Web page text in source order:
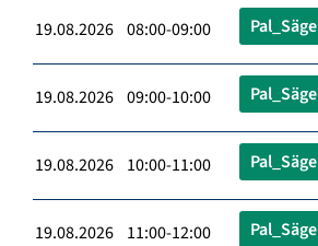
19.08.2026 08:00-09:00 Pal_Säge
19.08.2026 09:00-10:00 Pal_Säge
19.08.2026 10:00-11:00 Pal_Säge
19.08.2026 11:00-12:00 Pal_Säge